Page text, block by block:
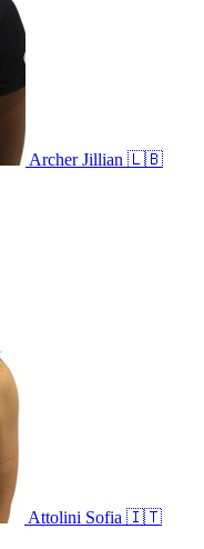
ArcherJillian 🇱🇧
Attolini Sofia 🇮🇹